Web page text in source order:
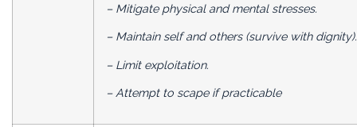
– Mitigate physical and mental stresses.
– Maintain self and others (survive with dignity).
– Limit exploitation.
– Attempt to scape if practicable